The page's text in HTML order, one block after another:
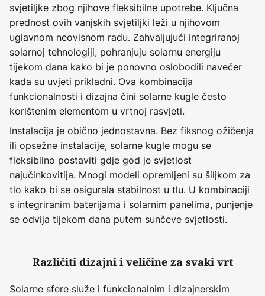
svjetiljke zbog njihove fleksibilne upotrebe. Ključna
prednost ovih vanjskih svjetiljki leži u njihovom
uglavnom neovisnom radu. Zahvaljujući integriranoj
solarnoj tehnologiji, pohranjuju solarnu energiju
tijekom dana kako bi je ponovno oslobodili navečer
kada su uvjeti prikladni. Ova kombinacija
funkcionalnosti i dizajna čini solarne kugle često
korištenim elementom u vrtnoj rasvjeti.
Instalacija je obično jednostavna. Bez fiksnog ožičenja
ili opsežne instalacije, solarne kugle mogu se
fleksibilno postaviti gdje god je svjetlost
najučinkovitija. Mnogi modeli opremljeni su šiljkom za
tlo kako bi se osigurala stabilnost u tlu. U kombinaciji
s integriranim baterijama i solarnim panelima, punjenje
se odvija tijekom dana putem sunčeve svjetlosti.
Različiti dizajni i veličine za svaki vrt
Solarne sfere služe i funkcionalnim i dizajnerskim